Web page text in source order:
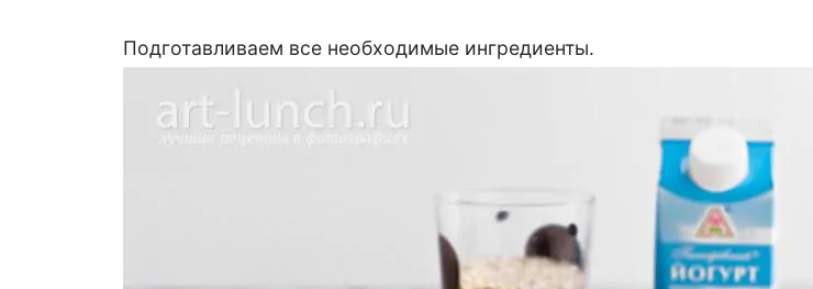
Подготавливаем все необходимые ингредиенты.